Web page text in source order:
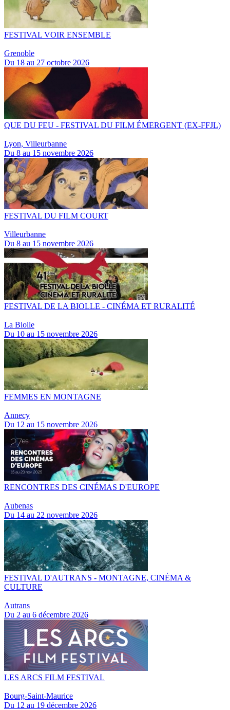
FESTIVAL VOIR ENSEMBLE
Grenoble
Du 18 au 27 octobre 2026
QUE DU FEU - FESTIVAL DU FILM ÉMERGENT (EX-FFJL)
Lyon, Villeurbanne
Du 8 au 15 novembre 2026
FESTIVAL DU FILM COURT
Villeurbanne
Du 8 au 15 novembre 2026
FESTIVAL DE LA BIOLLE - CINÉMA ET RURALITÉ
La Biolle
Du 10 au 15 novembre 2026
FEMMES EN MONTAGNE
Annecy
Du 12 au 15 novembre 2026
RENCONTRES DES CINÉMAS D'EUROPE
Aubenas
Du 14 au 22 novembre 2026
FESTIVAL D'AUTRANS - MONTAGNE, CINÉMA &
CULTURE
Autrans
Du 2 au 6 décembre 2026
LES ARCS FILM FESTIVAL
Bourg-Saint-Maurice
Du 12 au 19 décembre 2026